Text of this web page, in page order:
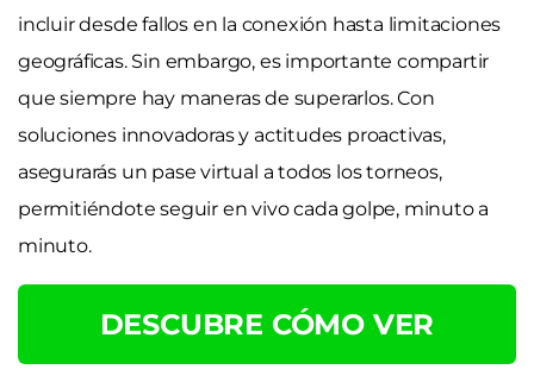
incluir desde fallos en la conexión hasta limitaciones
geográficas. Sin embargo, es importante compartir
que siempre hay maneras de superarlos. Con
soluciones innovadoras y actitudes proactivas,
asegurarás un pase virtual a todos los torneos,
permitiéndote seguir en vivo cada golpe, minuto a
minuto.
DESCUBRE CÓMO VER